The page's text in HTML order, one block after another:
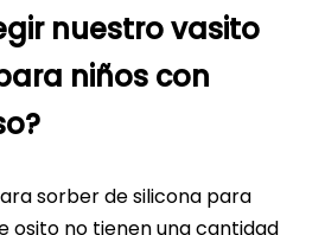
nuestro vasito
niños con
sorber de silicona para
osito no tienen una cantidad